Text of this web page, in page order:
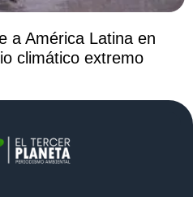
a América Latina en
climático extremo